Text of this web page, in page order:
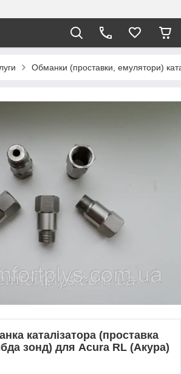
Обманки (проставки, емулятори)
каталізатора (проставка
зонд) для Acura RL (Акура)